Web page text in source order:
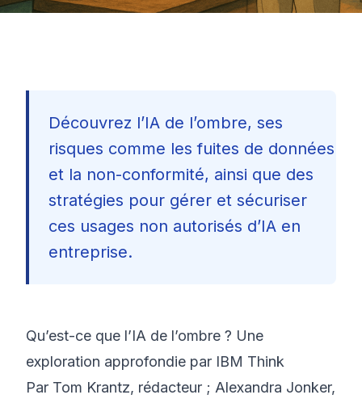
🇫🇷
©2026 Bootcamp Cyber 8200
Découvrez l’IA de l’ombre, ses
risques comme les fuites de données
et la non-conformité, ainsi que des
stratégies pour gérer et sécuriser
ces usages non autorisés d’IA en
entreprise.
Qu’est-ce que l’IA de l’ombre ? Une
exploration approfondie par IBM Think
Par Tom Krantz, rédacteur ; Alexandra Jonker,